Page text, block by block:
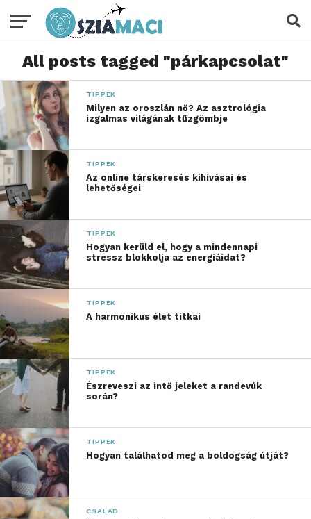
All posts tagged "párkapcsolat"
TIPPEK
Milyen az oroszlán nő? Az asztrológia
izgalmas világának tűzgömbje
TIPPEK
Az online társkeresés kihívásai és
lehetőségei
TIPPEK
Hogyan kerüld el, hogy a mindennapi
stressz blokkolja az energiáidat?
TIPPEK
A harmonikus élet titkai
TIPPEK
Észreveszi az intő jeleket a randevúk
során?
TIPPEK
Hogyan találhatod meg a boldogság útját?
CSALÁD